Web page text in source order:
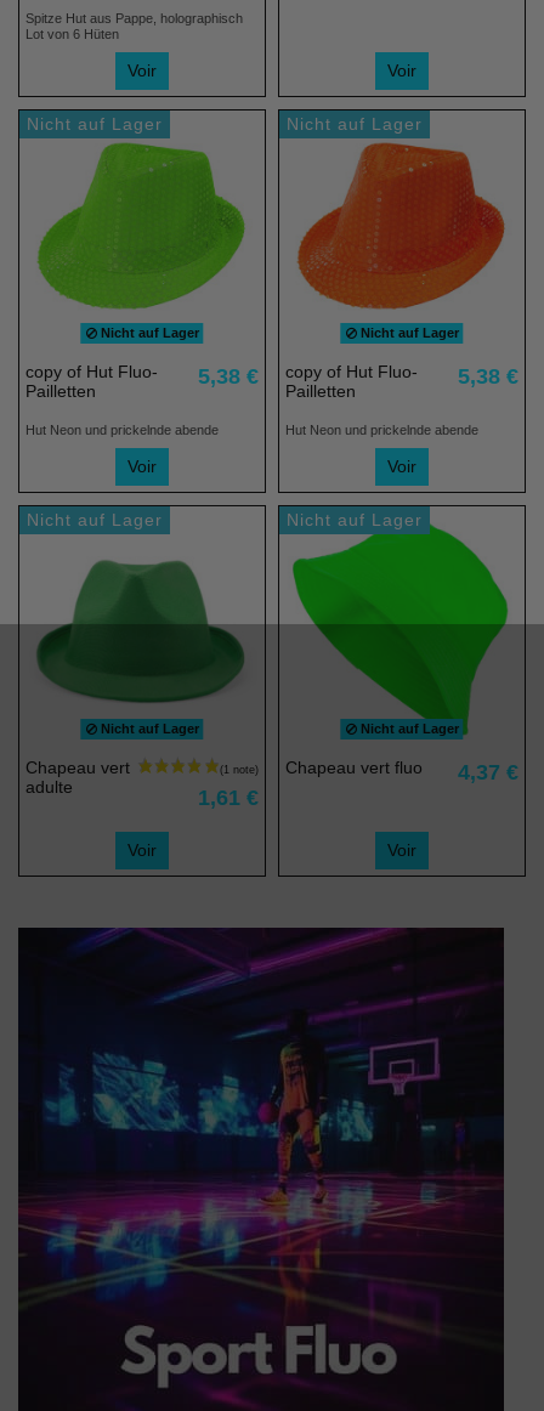
Spitze Hut aus Pappe, holographisch
Lot von 6 Hüten
Voir Voir
Nicht auf Lager
Nicht auf Lager
copy of Hut Fluo-
Pailletten
5,38 €
Hut Neon und prickelnde abende
Voir
Nicht auf Lager
Nicht auf Lager
copy of Hut Fluo-
Pailletten
5,38 €
Hut Neon und prickelnde abende
Voir
Nicht auf Lager
Nicht auf Lager
Chapeau vert
adulte
1,61 €
Voir
Nicht auf Lager
Nicht auf Lager
Chapeau vert fluo 4,37 €
Voir